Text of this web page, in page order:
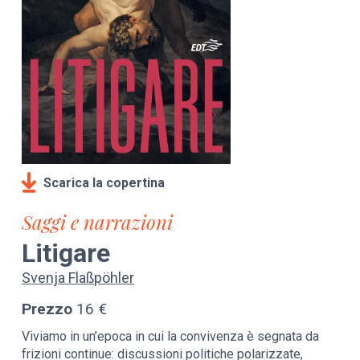
Scarica la copertina
Saggi e narrazioni
Litigare
Svenja Flaßpöhler
Prezzo 16 €
Viviamo in un’epoca in cui la convivenza è segnata da
frizioni continue: discussioni politiche polarizzate,